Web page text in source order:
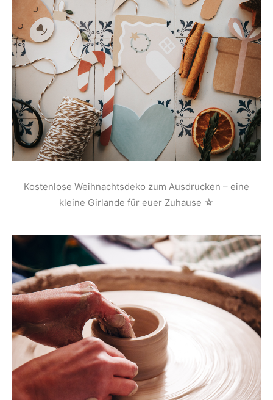
Kostenlose Weihnachtsdeko zum Ausdrucken – eine
kleine Girlande für euer Zuhause ☆